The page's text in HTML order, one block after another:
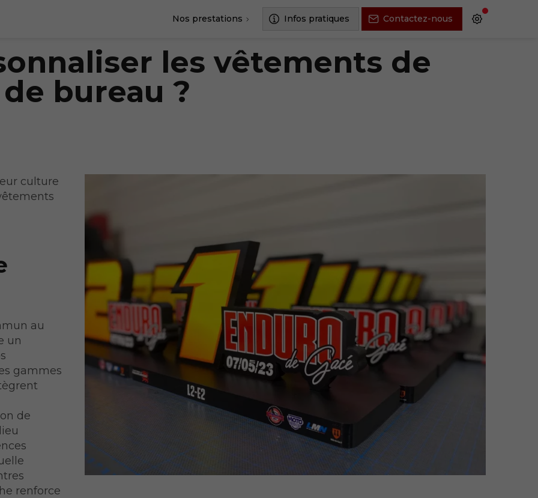
Nos prestations Infos pratiques Contactez-nous
les vêtements de
bureau ?
culture
au
un
gammes
de
renforce